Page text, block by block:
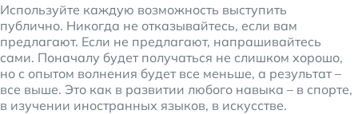
Используйте каждую возможность выступить
публично. Никогда не отказывайтесь, если вам
предлагают. Если не предлагают, напрашивайтесь
сами. Поначалу будет получаться не слишком хорошо,
но с опытом волнения будет все меньше, а результат –
все выше. Это как в развитии любого навыка – в спорте,
в изучении иностранных языков, в искусстве.